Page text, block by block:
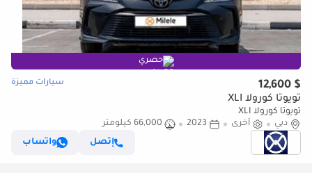
حصري
$ 12,600 سيارات مميزة
تويوتا كورولا XLI
تويوتا كورولا XLI
دبي
أخرى 2023
66,000 كيلومتر
إتصل
واتساب